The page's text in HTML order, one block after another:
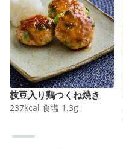
枝豆入り鶏つくね焼き
237kcal 食塩 1.3g